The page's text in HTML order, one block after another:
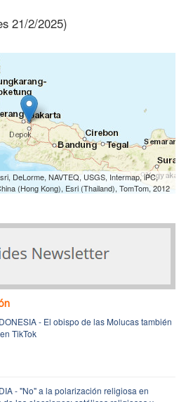
21/2/2025)
DeLorme, NAVTEQ, USGS, Intermap, iPC,
(Hong Kong), Esri (Thailand), TomTom, 2012
- El obispo de las Molucas también
TikTok
- "No" a la polarización religiosa en